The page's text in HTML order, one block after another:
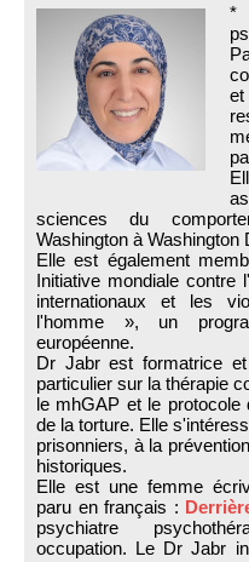
*
sciences du
Washington à Washington
Elle est également
Initiative mondiale contre
internationaux et les
l'homme », un
européenne.
Dr Jabr est formatrice
particulier sur la thérapie
le mhGAP et le protocole
de la torture. Elle
prisonniers, à la
historiques.
Elle est une femme
paru en français :
psychiatre
occupation. Le Dr Jabr